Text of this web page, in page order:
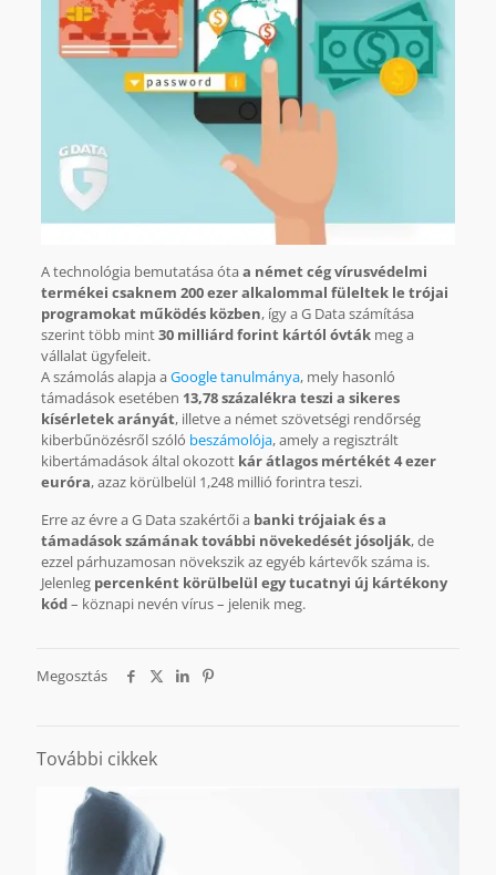
A technológia bemutatása ótaa német cég vírusvédelmi
termékei csaknem 200 ezer alkalommal füleltek le trójai
programokat működés közben, így a G Data számítása
szerint több mint30 milliárd forint kártól óvtákmeg a
vállalat ügyfeleit.
A számolás alapja aGoogle tanulmánya, mely hasonló
támadások esetében 13,78 százalékra teszi a sikeres
kísérletek arányát, illetve a német szövetségi rendőrség
kiberbűnözésről szóló beszámolója, amely a regisztrált
kibertámadások által okozott kár átlagos mértékét 4 ezer
euróra, azaz körülbelül 1,248 millió forintra teszi.
Erre az évre a G Data szakértői a banki trójaiak és a
támadások számának további növekedését jósolják, de
ezzel párhuzamosan növekszik az egyéb kártevők száma is.
Jelenlegpercenként körülbelül egy tucatnyi új kártékony
kód– köznapi nevén vírus – jelenik meg.
Megosztás
További cikkek